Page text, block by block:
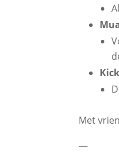
Met
—